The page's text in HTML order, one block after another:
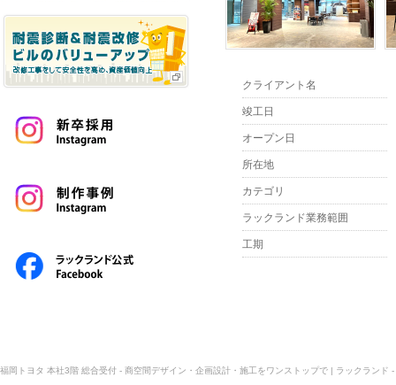
クライアント名
竣工日
オープン日
所在地
カテゴリ
ラックランド業務範囲
工期
福岡トヨタ 本社3階 総合受付 - 商空間デザイン・企画設計・施工をワンストップで | ラックランド